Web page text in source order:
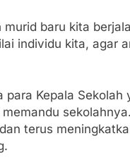
murid baru kita
individu kita, agar
Kepala
terus